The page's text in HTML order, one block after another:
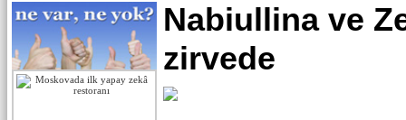
Nabiullina ve
zirvede